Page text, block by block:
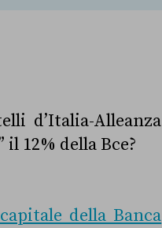
d’Italia-Alleanza
il 12% della Bce?
della Banca